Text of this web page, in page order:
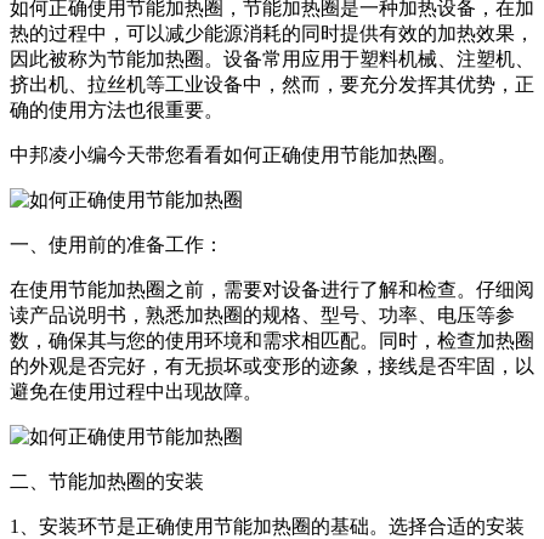
如何正确使用节能加热圈，节能加热圈是一种加热设备，在加
热的过程中，可以减少能源消耗的同时提供有效的加热效果，
因此被称为节能加热圈。设备常用应用于塑料机械、注塑机、
挤出机、拉丝机等工业设备中，然而，要充分发挥其优势，正
确的使用方法也很重要。
中邦凌小编今天带您看看如何正确使用节能加热圈。
一、使用前的准备工作：
在使用节能加热圈之前，需要对设备进行了解和检查。仔细阅
读产品说明书，熟悉加热圈的规格、型号、功率、电压等参
数，确保其与您的使用环境和需求相匹配。同时，检查加热圈
的外观是否完好，有无损坏或变形的迹象，接线是否牢固，以
避免在使用过程中出现故障。
二、节能加热圈的安装
1、安装环节是正确使用节能加热圈的基础。选择合适的安装